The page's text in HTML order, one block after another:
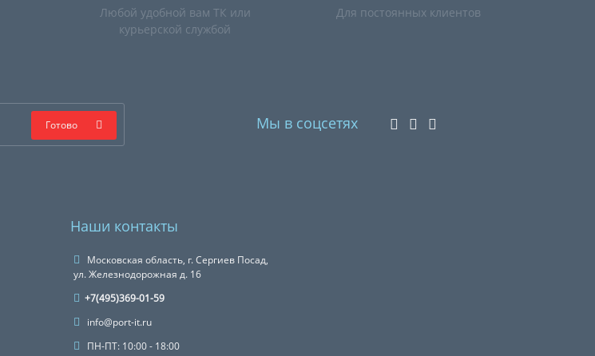
Любой удобной вам ТК или
курьерской службой
Для постоянных клиентов
Готово Мы в соцсетях
Наши контакты
Московская область, г. Сергиев Посад,
ул. Железнодорожная д. 16
+7(495)369-01-59
info@port-it.ru
ПН-ПТ: 10:00 - 18:00